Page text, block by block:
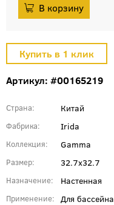
Артикул: #00165219
Страна Китай
Фабрика Irida
Коллекция Gamma
Размер 32.7x32.7
Назначение Настенная
Применение Для бассейна